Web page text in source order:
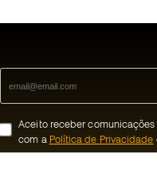
Aceito receber
com a Política de Privacidade